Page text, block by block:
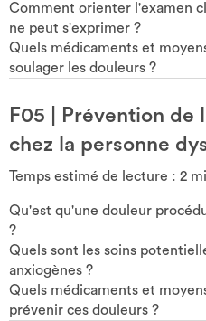
Comment orienter l'examen
ne peut s'exprimer ?
Quels médicaments et
soulager les douleurs ?
F05
Prévention de
chez la personne
Temps estimé de lecture : 2
Qu'est qu'une douleur
?
Quels sont les soins
anxiogènes ?
Quels médicaments et
prévenir ces douleurs ?